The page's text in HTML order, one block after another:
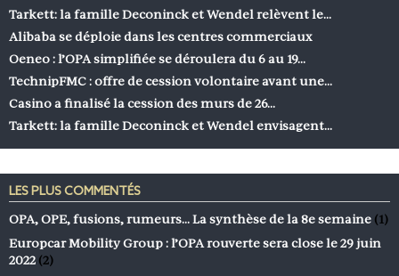
Tarkett: la famille Deconinck et Wendel relèvent le…
Alibaba se déploie dans les centres commerciaux
Oeneo : l’OPA simplifiée se déroulera du 6 au 19…
TechnipFMC : offre de cession volontaire avant une…
Casino a finalisé la cession des murs de 26…
Tarkett: la famille Deconinck et Wendel envisagent…
LES PLUS COMMENTÉS
OPA, OPE, fusions, rumeurs… La synthèse de la 8e semaine (1)
Europcar Mobility Group : l’OPA rouverte sera close le 29 juin
2022 (2)